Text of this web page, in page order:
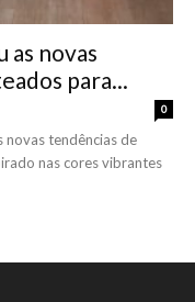
as novas
para...
0
novas tendências de
nas cores vibrantes